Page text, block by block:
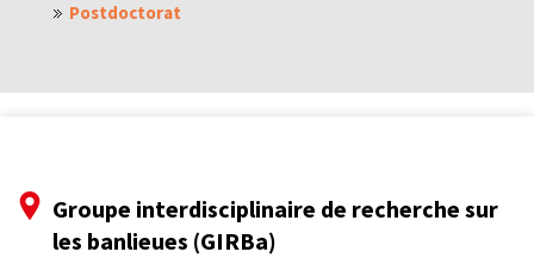
Postdoctorat
Groupe interdisciplinaire de recherche sur
les banlieues (GIRBa)